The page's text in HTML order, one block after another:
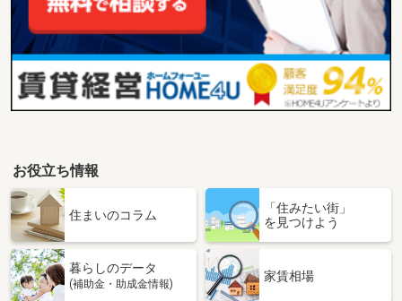
お役立ち情報
住まいのコラム
「住みたい街」
を見つけよう
暮らしのデータ
(補助金・助成金情報)
家賃相場